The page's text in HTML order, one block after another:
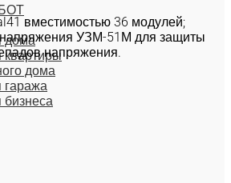
дома
дома
вместимостью 36 модулей;
напряжения УЗМ-51М для защиты
напряжения.